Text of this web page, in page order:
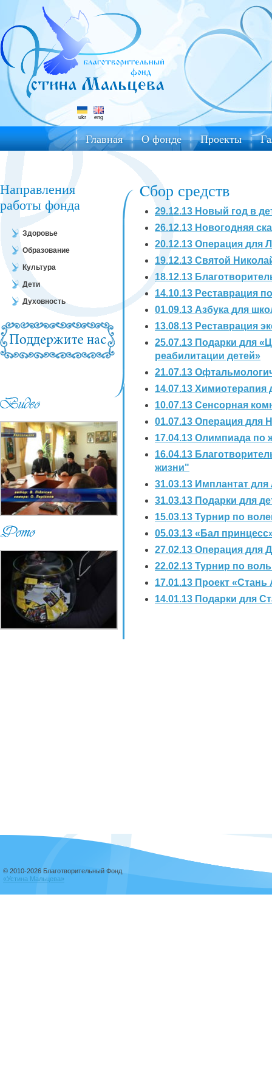
ukr eng
Главная О фонде Проекты
Направления
работы фонда
Здоровье
Образование
Культура
Дети
Духовность
Cбор средств
29.12.13 Новый год в
26.12.13 Новогодняя
20.12.13 Операция для
19.12.13 Святой
18.12.13
14.10.13 Реставрация
01.09.13 Азбука для
13.08.13 Реставрация
25.07.13 Подарки для
реабилитации детей»
21.07.13
14.07.13
10.07.13 Сенсорная
01.07.13 Операция для
17.04.13 Олимпиада по
16.04.13
жизни"
31.03.13 Имплантат
31.03.13 Подарки для
15.03.13 Турнир по
05.03.13 «Бал
27.02.13 Операция для
22.02.13 Турнир по
17.01.13 Проект
14.01.13 Подарки для
© 2010-2026 Благотворительный Фонд
«Устина Мальцева»